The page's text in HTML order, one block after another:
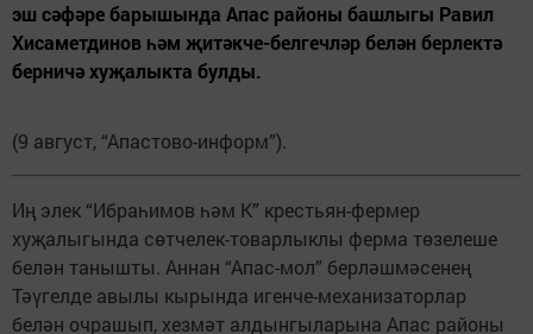
эш сәфәре барышында Апас районы башлыгы Равил
Хисаметдинов һәм җитәкче-белгечләр белән берлектә
берничә хуҗалыкта булды.
(9 август, “Апастово-информ”).
Иң элек “Ибраһимов һәм К” крестьян-фермер
хуҗалыгында сөтчелек-товарлыклы ферма төзелеше
белән танышты. Аннан “Апас-мол” берләшмәсенең
Тәүгелде авылы кырында игенче-механизаторлар
белән очрашып, хезмәт алдынгыларына Апас районы